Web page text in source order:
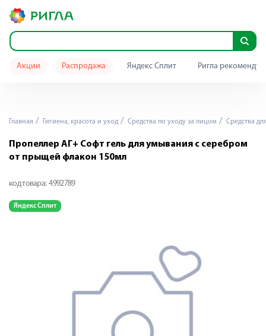
Акции Распродажа Яндекс Сплит Ригла
Главная Гигиена, красота и уход Средства по уходу за лицом Средства
Пропеллер АГ+ Софт гель для умывания с серебром
от прыщей флакон 150мл
код товара: 4992789
Яндекс Сплит